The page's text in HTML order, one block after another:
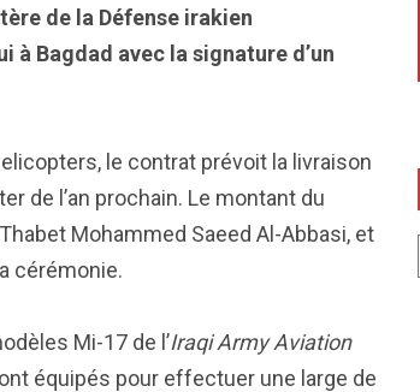
de la Défense irakien
à Bagdad avec la signature d’un
le contrat prévoit la livraison
de l’an prochain. Le montant du
Mohammed Saeed Al-Abbasi, et
cérémonie.
Mi-17 de l’Iraqi Army Aviation
équipés pour effectuer une large de